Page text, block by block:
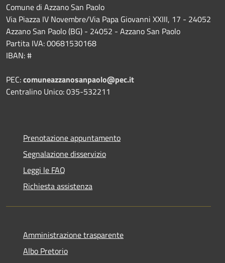
Comune di Azzano San Paolo
Via Piazza IV Novembre/Via Papa Giovanni XXIII, 17 - 24052
Azzano San Paolo (BG) - 24052 - Azzano San Paolo
Partita IVA: 00681530168
IBAN: #
PEC:comuneazzanosanpaolo@pec.it
Centralino Unico: 035-532211
Prenotazione appuntamento
Segnalazione disservizio
Leggi le FAQ
Richiesta assistenza
Amministrazione trasparente
Albo Pretorio